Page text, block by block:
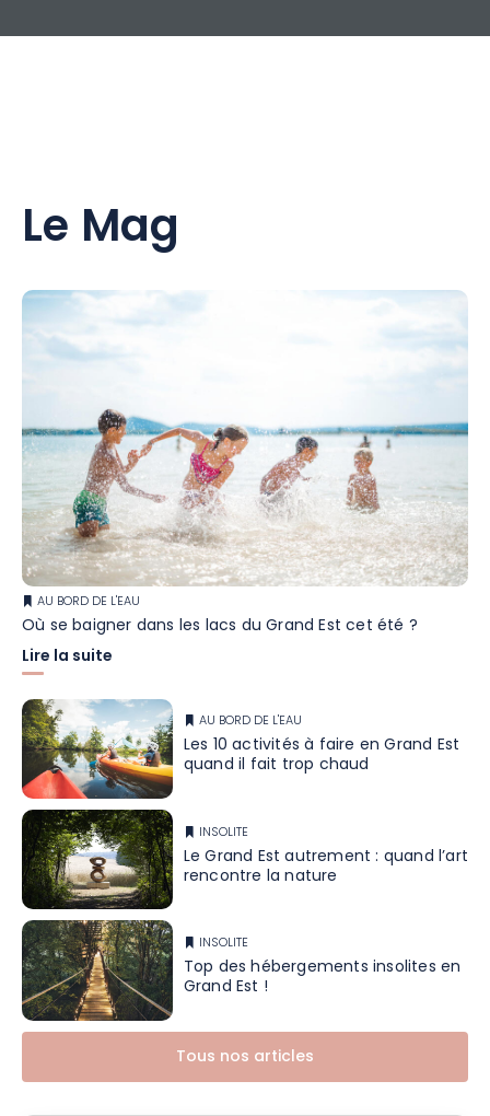
Le Mag
AU BORD DE L'EAU
Où se baigner dans les lacs du Grand Est cet été ?
Lire la suite
AU BORD DE L'EAU
Les 10 activités à faire en Grand Est
quand il fait trop chaud
INSOLITE
Le Grand Est autrement : quand l’art
rencontre la nature
INSOLITE
Top des hébergements insolites en
Grand Est !
Tous nos articles